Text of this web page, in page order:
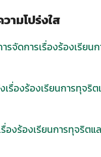
ามโปร่งใส
รจัดการเรื่องร้องเรียน
เรื่องร้องเรียนการทุจริ
องร้องเรียนการทุจริตแ